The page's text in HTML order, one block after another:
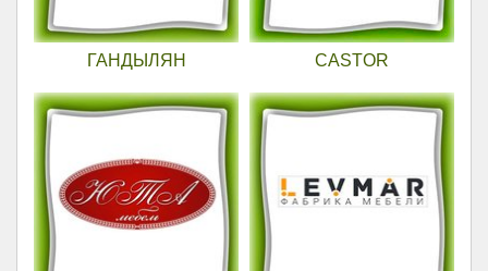
ГАНДЫЛЯН CASTOR